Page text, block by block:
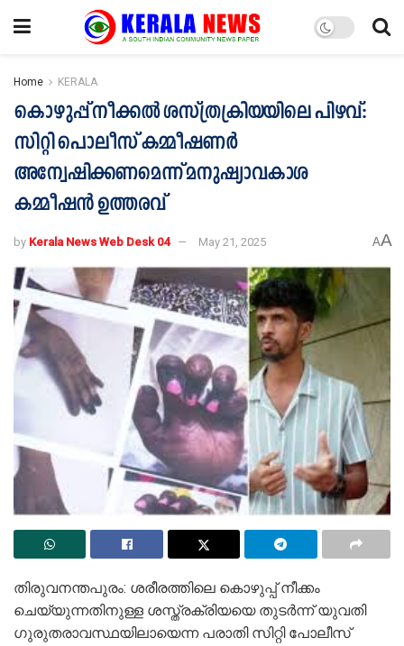
Home KERALA
കൊഴുപ്പ് നീക്കൽ ശസ്ത്രക്രിയയിലെ പിഴവ്:
സിറ്റി പൊലീസ് കമ്മീഷണർ
അന്വേഷിക്കണമെന്ന് മനുഷ്യാവകാശ
കമ്മീഷൻ ഉത്തരവ്
by Kerala News Web Desk 04 May 21, 2025 AA
തിരുവനന്തപുരം: ശരീരത്തിലെ കൊഴുപ്പ് നീക്കം
ചെയ്യുന്നതിനുള്ള ശസ്ത്രക്രിയയെ തുടർന്ന് യുവതി
ഗുരുതരാവസ്ഥയിലായെന്ന പരാതി സിറ്റി പോലീസ്